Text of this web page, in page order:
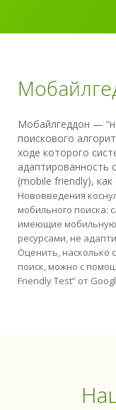
Мобайлгеддон —
поискового
ходе которого
адаптированность
(mobile friendly),
Нововведения
мобильного поиска:
имеющие мобильную
ресурсами, не
Оценить, насколько
поиск, можно с
Friendly Test” от